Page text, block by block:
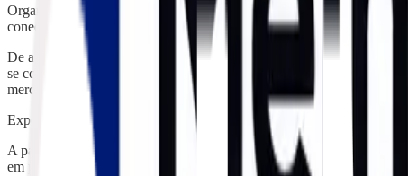
Organizada pela IFEMA MADRID em parceria com a Feira Milano
conectando empresas e profissionais de toda a cadeia produtiva de
De acordo com Erika Campelo, diretora comercial da FTrade,
se consolidando como uma das principais plataformas internacionais
mercado, fortalecer relacionamentos e desenvolver novas
Exportações brasileiras seguem em crescimento
A participação da FTrade no evento ocorre em um momento positivo
em países concorrentes e impactos do chamado “tarifaço” nos